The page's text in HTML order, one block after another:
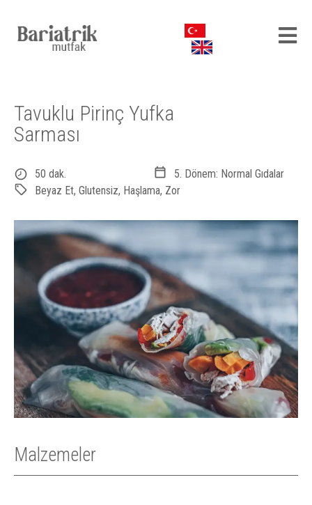
Tavuklu Pirinç Yufka
Sarması
50 dak.
5. Dönem: Normal Gıdalar
Beyaz Et, Glutensiz, Haşlama, Zor
Malzemeler